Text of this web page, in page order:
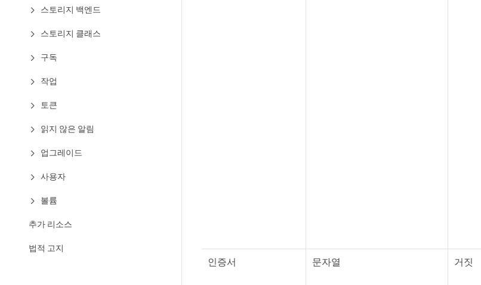
스토리지 백엔드
스토리지 클래스
구독
작업
토큰
읽지 않은 알림
업그레이드
사용자
볼륨
추가 리소스
법적 고지
인증서 문자열 거짓